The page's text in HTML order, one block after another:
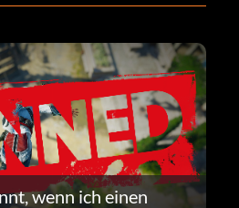
wenn ich einen